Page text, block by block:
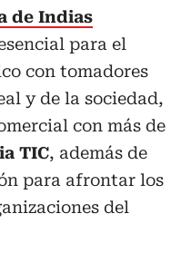
de Indias
para el
con tomadores
y de la sociedad,
con más de
TIC, además de
para afrontar los
del